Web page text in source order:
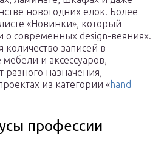
новогодних елок. Более
«Новинки», который
о современных design-веяниях.
количество записей в
и аксессуаров,
разного назначения,
из категории «hand
профессии